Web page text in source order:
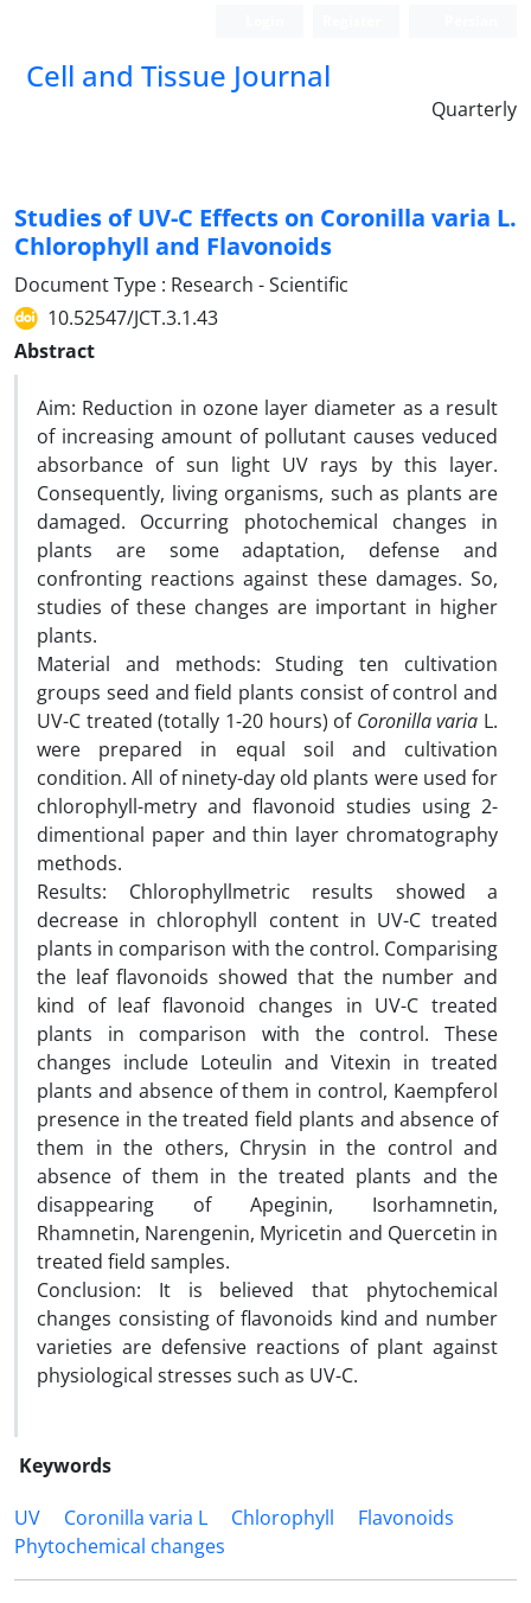
Cell and Tissue Journal
Quarterly
Studies of UV-C Effects on Coronilla varia L.
Chlorophyll and Flavonoids
Document Type : Research - Scientific
10.52547/JCT.3.1.43
Abstract
Aim: Reduction in ozone layer diameter as a result
of increasing amount of pollutant causes veduced
absorbance of sun light UV rays by this layer.
Consequently, living organisms, such as plants are
damaged. Occurring photochemical changes in
plants are some adaptation, defense and
confronting reactions against these damages. So,
studies of these changes are important in higher
plants.
Material and methods: Studing ten cultivation
groups seed and field plants consist of control and
UV-C treated (totally 1-20 hours) of Coronilla varia L.
were prepared in equal soil and cultivation
condition. All of ninety-day old plants were used for
chlorophyll-metry and flavonoid studies using 2-
dimentional paper and thin layer chromatography
methods.
Results: Chlorophyllmetric results showed a
decrease in chlorophyll content in UV-C treated
plants in comparison with the control. Comparising
the leaf flavonoids showed that the number and
kind of leaf flavonoid changes in UV-C treated
plants in comparison with the control. These
changes include Loteulin and Vitexin in treated
plants and absence of them in control, Kaempferol
presence in the treated field plants and absence of
them in the others, Chrysin in the control and
absence of them in the treated plants and the
disappearing of Apeginin, Isorhamnetin,
Rhamnetin, Narengenin, Myricetin and Quercetin in
treated field samples.
Conclusion: It is believed that phytochemical
changes consisting of flavonoids kind and number
varieties are defensive reactions of plant against
physiological stresses such as UV-C.
Keywords
UV
Coronilla varia L Chlorophyll
Flavonoids
Phytochemical changes